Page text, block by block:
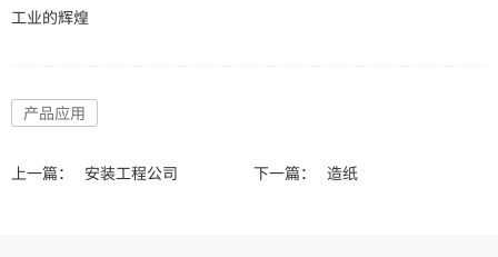
工业的辉煌
产品应用
上一篇： 安装工程公司 下一篇： 造纸